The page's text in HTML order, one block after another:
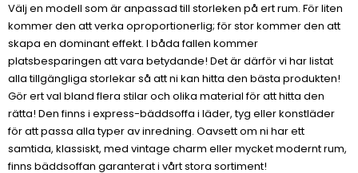
Välj en modell som är anpassad till storleken på ert rum. För liten
kommer den att verka oproportionerlig; för stor kommer den att
skapa en dominant effekt. I båda fallen kommer
platsbesparingen att vara betydande! Det är därför vi har listat
alla tillgängliga storlekar så att ni kan hitta den bästa produkten!
Gör ert val bland flera stilar och olika material för att hitta den
rätta! Den finns i express-bäddsoffa i läder, tyg eller konstläder
för att passa alla typer av inredning. Oavsett om ni har ett
samtida, klassiskt, med vintage charm eller mycket modernt rum,
finns bäddsoffan garanterat i vårt stora sortiment!